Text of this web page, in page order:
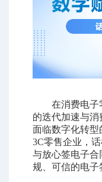
在消费电子零
的迭代加速与
面临数字化转型
3C零售企业，
与放心签电子合
规、可信的电子